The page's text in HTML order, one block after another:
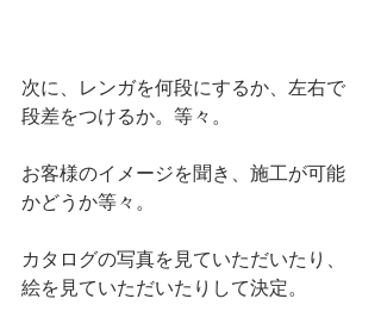
次に、レンガを何段にするか、左右で
段差をつけるか。等々。
お客様のイメージを聞き、施工が可能
かどうか等々。
カタログの写真を見ていただいたり、
絵を見ていただいたりして決定。